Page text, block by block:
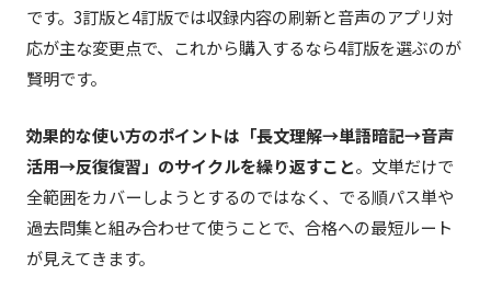
です。3訂版と4訂版では収録内容の刷新と音声のアプリ対
応が主な変更点で、これから購入するなら4訂版を選ぶのが
賢明です。
効果的な使い方のポイントは「長文理解→単語暗記→音声
活用→反復復習」のサイクルを繰り返すこと。文単だけで
全範囲をカバーしようとするのではなく、でる順パス単や
過去問集と組み合わせて使うことで、合格への最短ルート
が見えてきます。